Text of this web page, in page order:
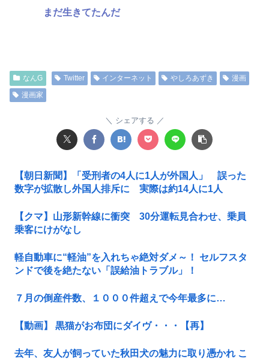
まだ生きてたんだ
なんG Twitter インターネット やしろあずき
漫画
漫画家
シェアする
【朝日新聞】「受刑者の4人に1人が外国人」 誤った
数字が拡散し外国人排斥に 実際は約14人に1人
【クマ】山形新幹線に衝突 30分運転見合わせ、乗員
乗客にけがなし
軽自動車に“軽油”を入れちゃ絶対ダメ～！ セルフスタ
ンドで後を絶たない「誤給油トラブル」！
７月の倒産件数、１０００件超えで今年最多に…
【動画】 黒猫がお布団にダイヴ・・・【再】
去年、友人が飼っていた秋田犬の魅力に取り憑かれ こ